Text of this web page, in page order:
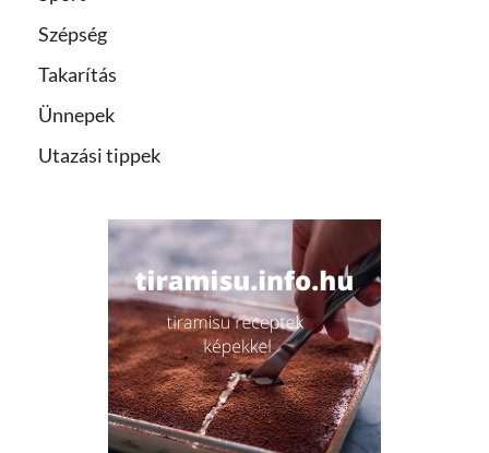
Szépség
Takarítás
Ünnepek
Utazási tippek